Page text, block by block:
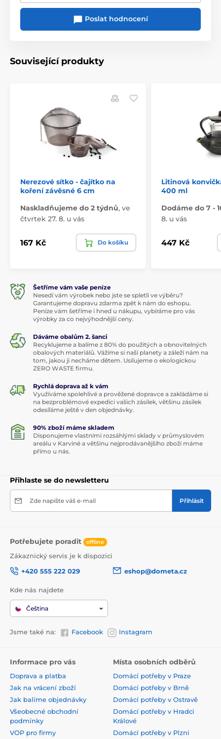
Poslat hodnocení
Související produkty
Nerezové sítko - čajítko na
koření závěsné 6 cm
Naskladňujeme do 2 týdnů, ve
čtvrtek 27. 8. u vás
167 Kč Do košíku
Litinová
400 ml
Dodáme do 7 -
8. u vás
447 Kč
Šetříme vám vaše peníze
Nesedí vám výrobek nebo jste se spletli ve výběru?
Garantujeme dopravu zdarma zpět k nám do eshopu.
Peníze vám šetříme i hned u nákupu, vybíráme pro vás
výrobky za co nejvýhodnější ceny.
Dáváme obalům 2. šanci
Recyklujeme a balíme z 80% do použitých a obnovitelných
obalových materiálů. Vážíme si naší planety a záleží nám na
tom, jakou ji necháme dětem. Usilujeme o ekologickou
ZERO WASTE firmu.
Rychlá doprava až k vám
Využíváme spolehlivé a prověžené dopravce a zakládáme si
na bezproblémové expedici vašich zásilek, většinu zásilek
odesíláme ještě v den objednávky.
90% zboží máme skladem
Disponujeme vlastními rozsáhlými sklady v průmyslovém
areálu v Karviné a většinu nejprodávanějšího zboží máme
přímo u nás.
Přihlaste se do newsletteru
Zde napište váš e-mail Přihlásit
Potřebujete poradit offline
Zákaznický servis je k dispozici
+420 555 222 029
eshop@dometa.cz
Kde nás najdete
Čeština
Jsme také na: Facebook Instagram
Informace pro vás
Doprava a platba
Jak na vrácení zboží
Jak balíme objednávky
Všeobecné obchodní
podmínky
VOP pro firmy
Místa osobních odběrů
Domácí potřeby v Praze
Domácí potřeby v Brně
Domácí potřeby v Ostravě
Domácí potřeby v Hradci
Králové
Domácí potřeby v Plzni